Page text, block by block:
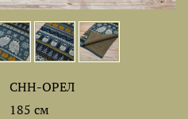
СНН-ОРЕЛ
185 см